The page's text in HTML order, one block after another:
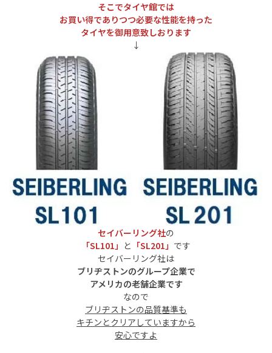
そこでタイヤ館では
お買い得でありつつ必要な性能を持った
タイヤを御用意致しおります
↓
セイバーリング社の
「SL101」 と 「SL201」 です
セイバーリング社は
ブリヂストンのグループ企業で
アメリカの老舗企業です
なので
ブリヂストンの品質基準も
キチンとクリアしていますから
安心ですよ